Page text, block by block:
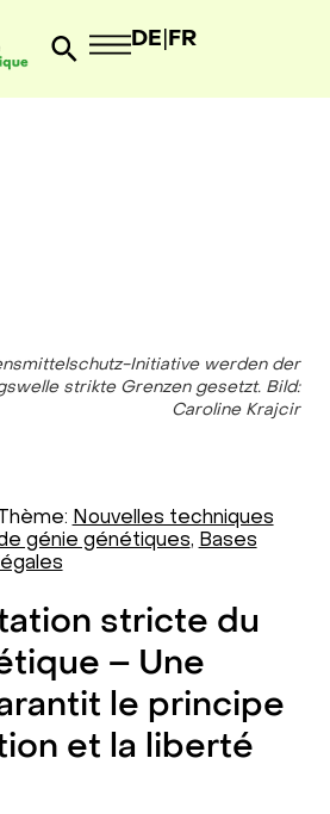
DE FR
Initiative werden der
strikte Grenzen gesetzt. Bild:
Caroline Krajcir
Thème: Nouvelles techniques
génie génétiques, Bases
légales
stricte du
– Une
le principe
et la liberté